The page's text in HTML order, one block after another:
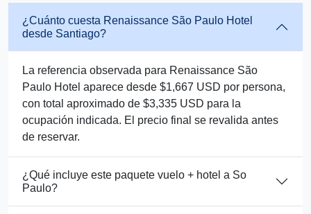
¿Cuánto cuesta Renaissance São Paulo Hotel
desde Santiago?
La referencia observada para Renaissance São
Paulo Hotel aparece desde $1,667 USD por persona,
con total aproximado de $3,335 USD para la
ocupación indicada. El precio final se revalida antes
de reservar.
¿Qué incluye este paquete vuelo + hotel a So
Paulo?